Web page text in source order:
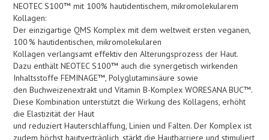
NEOTEC S100™ mit 100% hautidentischem, mikromolekularem
Kollagen:
Der einzigartige QMS Komplex mit dem weltweit ersten veganen,
100 % hautidentischen, mikromolekularen
Kollagen verlangsamt effektiv den Alterungsprozess der Haut.
Dazu enthält NEOTEC S100™ auch die synergetisch wirkenden
Inhaltsstoffe FEMINAGE™, Polyglutaminsäure sowie
den Buchweizenextrakt und Vitamin B-Komplex WORESANA BUC™.
Diese Kombination unterstützt die Wirkung des Kollagens, erhöht
die Elastizität der Haut
und reduziert Hauterschlaffung, Linien und Falten. Der Komplex ist